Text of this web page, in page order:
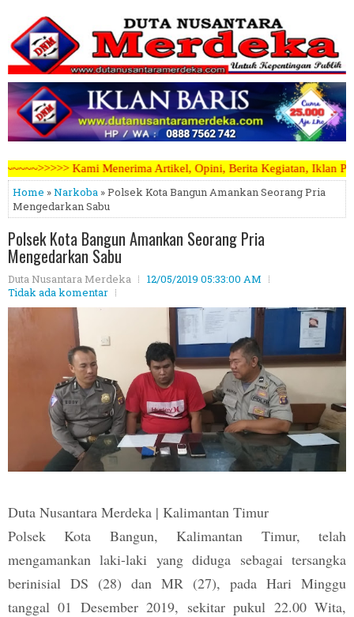
Opini, Berita Kegiatan, Iklan Pariwara dapat
Home »Narkoba » Polsek Kota Bangun Amankan Seorang Pria
Mengedarkan Sabu
Polsek Kota Bangun Amankan Seorang Pria
Mengedarkan Sabu
Duta Nusantara Merdeka
12/05/2019 05:33:00 AM
Tidak ada komentar
Duta Nusantara Merdeka | Kalimantan Timur
Polsek Kota Bangun, Kalimantan Timur, telah
mengamankan laki-laki yang diduga sebagai tersangka
berinisial DS (28) dan MR (27), pada Hari Minggu
tanggal 01 Desember 2019, sekitar pukul 22.00 Wita,